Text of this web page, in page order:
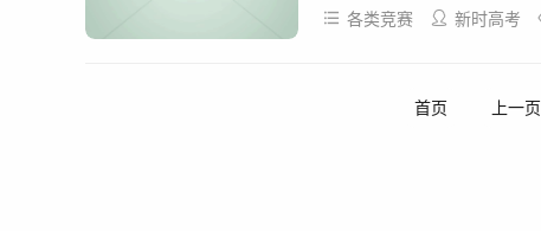
各类竞赛
新时高考
首页 上一页